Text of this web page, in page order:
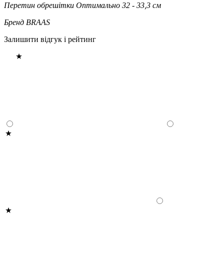
Перетин обрешітки Оптимально 32 - 33,3 см
Бренд BRAAS
Залишити відгук і рейтинг